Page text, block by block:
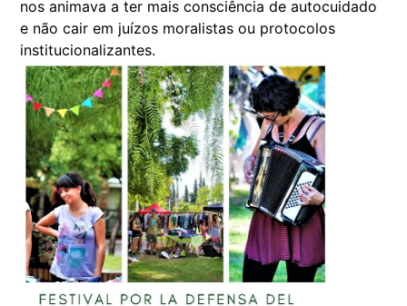
nos animava a ter mais consciência de autocuidado
e não cair em juízos moralistas ou protocolos
institucionalizantes.